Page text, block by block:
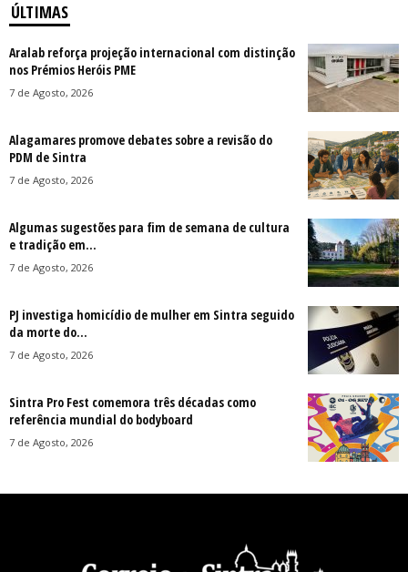
ÚLTIMAS
Aralab reforça projeção internacional com distinção
nos Prémios Heróis PME
7 de Agosto, 2026
Alagamares promove debates sobre a revisão do
PDM de Sintra
7 de Agosto, 2026
Algumas sugestões para fim de semana de cultura
e tradição em...
7 de Agosto, 2026
PJ investiga homicídio de mulher em Sintra seguido
da morte do...
7 de Agosto, 2026
Sintra Pro Fest comemora três décadas como
referência mundial do bodyboard
7 de Agosto, 2026